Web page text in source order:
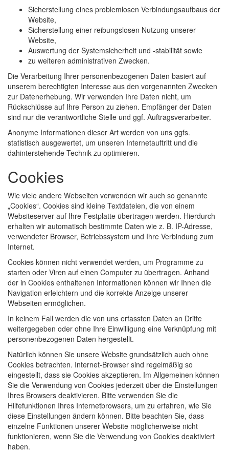
Sicherstellung eines problemlosen Verbindungsaufbaus der
Website,
Sicherstellung einer reibungslosen Nutzung unserer
Website,
Auswertung der Systemsicherheit und -stabilität sowie
zu weiteren administrativen Zwecken.
Die Verarbeitung Ihrer personenbezogenen Daten basiert auf
unserem berechtigten Interesse aus den vorgenannten Zwecken
zur Datenerhebung. Wir verwenden Ihre Daten nicht, um
Rückschlüsse auf Ihre Person zu ziehen. Empfänger der Daten
sind nur die verantwortliche Stelle und ggf. Auftragsverarbeiter.
Anonyme Informationen dieser Art werden von uns ggfs.
statistisch ausgewertet, um unseren Internetauftritt und die
dahinterstehende Technik zu optimieren.
Cookies
Wie viele andere Webseiten verwenden wir auch so genannte
„Cookies“. Cookies sind kleine Textdateien, die von einem
Websiteserver auf Ihre Festplatte übertragen werden. Hierdurch
erhalten wir automatisch bestimmte Daten wie z. B. IP-Adresse,
verwendeter Browser, Betriebssystem und Ihre Verbindung zum
Internet.
Cookies können nicht verwendet werden, um Programme zu
starten oder Viren auf einen Computer zu übertragen. Anhand
der in Cookies enthaltenen Informationen können wir Ihnen die
Navigation erleichtern und die korrekte Anzeige unserer
Webseiten ermöglichen.
In keinem Fall werden die von uns erfassten Daten an Dritte
weitergegeben oder ohne Ihre Einwilligung eine Verknüpfung mit
personenbezogenen Daten hergestellt.
Natürlich können Sie unsere Website grundsätzlich auch ohne
Cookies betrachten. Internet-Browser sind regelmäßig so
eingestellt, dass sie Cookies akzeptieren. Im Allgemeinen können
Sie die Verwendung von Cookies jederzeit über die Einstellungen
Ihres Browsers deaktivieren. Bitte verwenden Sie die
Hilfefunktionen Ihres Internetbrowsers, um zu erfahren, wie Sie
diese Einstellungen ändern können. Bitte beachten Sie, dass
einzelne Funktionen unserer Website möglicherweise nicht
funktionieren, wenn Sie die Verwendung von Cookies deaktiviert
haben.